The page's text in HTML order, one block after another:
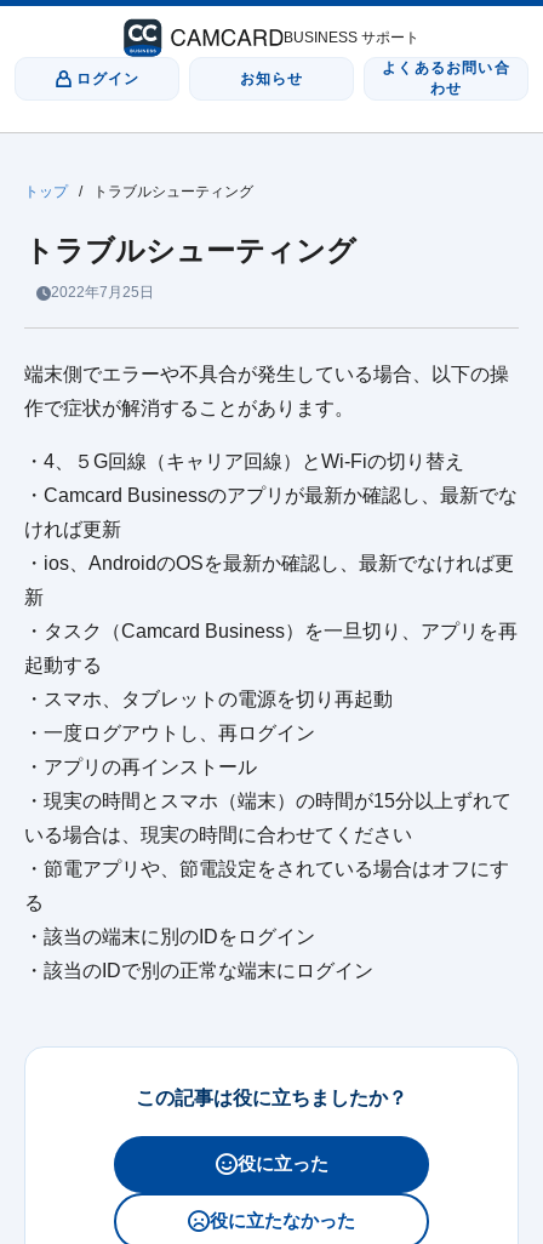
BUSINESS サポート
ログイン お知らせ
よくあるお問い合
わせ
トップ / トラブルシューティング
トラブルシューティング
2022年7月25日
端末側でエラーや不具合が発生している場合、以下の操
作で症状が解消することがあります。
・4、５G回線（キャリア回線）とWi-Fiの切り替え
・Camcard Businessのアプリが最新か確認し、最新でな
ければ更新
・ios、AndroidのOSを最新か確認し、最新でなければ更
新
・タスク（Camcard Business）を一旦切り、アプリを再
起動する
・スマホ、タブレットの電源を切り再起動
・一度ログアウトし、再ログイン
・アプリの再インストール
・現実の時間とスマホ（端末）の時間が15分以上ずれて
いる場合は、現実の時間に合わせてください
・節電アプリや、節電設定をされている場合はオフにす
る
・該当の端末に別のIDをログイン
・該当のIDで別の正常な端末にログイン
この記事は役に立ちましたか？
役に立った
役に立たなかった